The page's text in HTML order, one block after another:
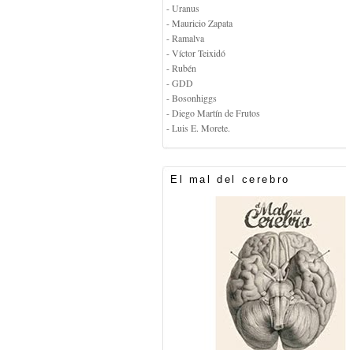
- Uranus
- Mauricio Zapata
- Ramalva
- Víctor Teixidó
- Rubén
- GDD
- Bosonhiggs
- Diego Martín de Frutos
- Luis E. Morete.
El mal del cerebro